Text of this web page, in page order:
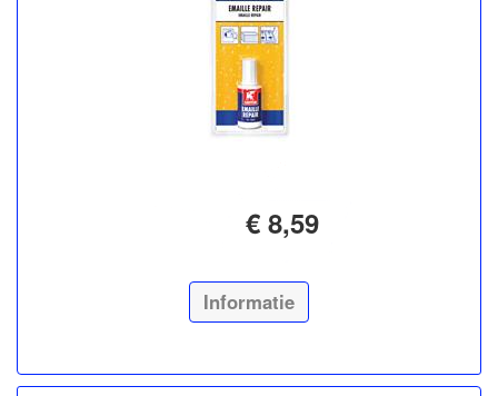
€ 8,59
Informatie